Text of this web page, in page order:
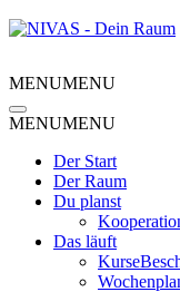
MENUMENU
MENUMENU
Der Start
Der Raum
Du planst
Das läuft
Kurse